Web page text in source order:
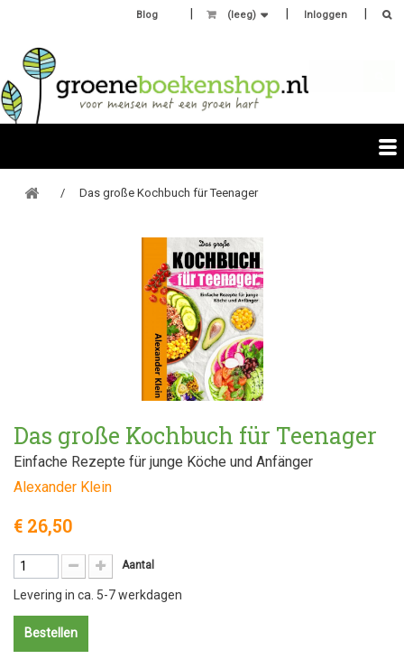
Inloggen
(leeg)
Blog
Das große Kochbuch für Teenager
Das große Kochbuch für Teenager
Einfache Rezepte für junge Köche und Anfänger
Alexander Klein
€ 26,50
Aantal
Levering in ca. 5-7 werkdagen
Bestellen